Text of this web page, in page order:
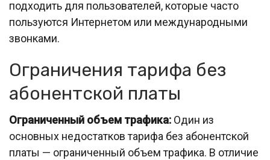
подходить для пользователей, которые часто
пользуются Интернетом или международными
звонками.
Ограничения тарифа без
абонентской платы
Ограниченный объем трафика: Один из
основных недостатков тарифа без абонентской
платы — ограниченный объем трафика. В отличие